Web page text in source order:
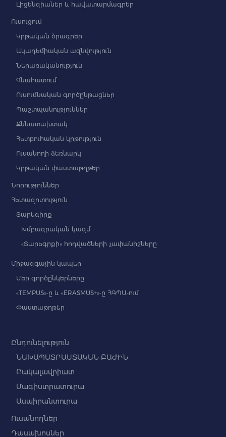
Լիցենզիաներ և հավատարմագրեր
Ուսուցում
Կրթական ծրագրեր
Ակադեմիական ազնվություն
Ներառականություն
Գնահատում
Ուսումնական գործընթացներ
Պաշտպանություններ
Քննատախտակ
Հետբուհական կրթություն
Ուսանողի ձեռնարկ
Կրթական փաստաթղթեր
Նորություններ
Հետազոտություն
Տարեգիրք
Խմբագրական կազմ
«Տարեգրքի» հոդվածների չափանիշները
Միջազգային կապեր
Մեր գործընկերները
«TEMPUS»-ը և «ERASMUS+»-ը ՀԳՊԱ-ում
Փաստաթղթեր
Ընդունելություն
ՆԱԽԱՊԱՏՐԱՍՏԱԿԱՆ ԲԱԺԻՆ
Բակալավրիատ
Մագիստրատուրա
Ասպիրանտուրա
Ուսանողներ
Դասախոսներ